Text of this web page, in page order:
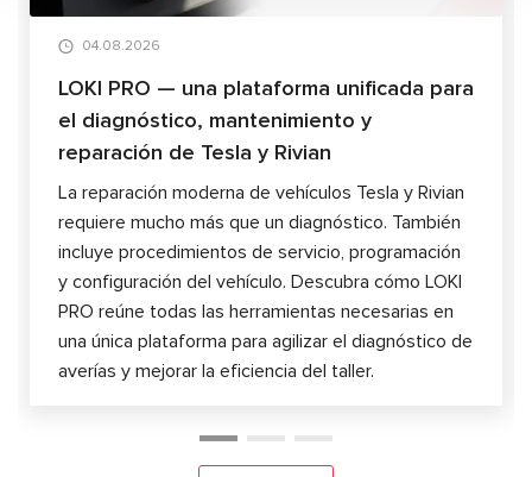
04.08.2026
LOKI PRO — una plataforma unificada para
el diagnóstico, mantenimiento y
reparación de Tesla y Rivian
La reparación moderna de vehículos Tesla y Rivian
requiere mucho más que un diagnóstico. También
incluye procedimientos de servicio, programación
y configuración del vehículo. Descubra cómo LOKI
PRO reúne todas las herramientas necesarias en
una única plataforma para agilizar el diagnóstico de
averías y mejorar la eficiencia del taller.